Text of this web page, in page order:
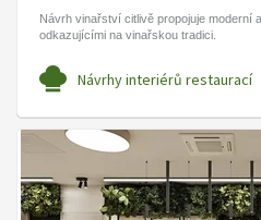
Návrh vinařství citlivě propojuje moderní
odkazujícími na vinařskou tradici.
Návrhy interiérů restaurací